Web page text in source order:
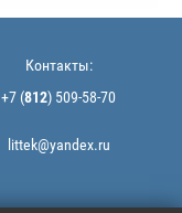
Контакты:
+7 (812) 509-58-70
littek@yandex.ru